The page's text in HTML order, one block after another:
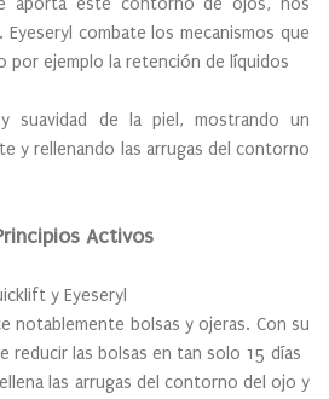
Eyeseryl combate los mecanismos que
por ejemplo la retención de líquidos
suavidad de la piel, mostrando un
y rellenando las arrugas del contorno
Activos
y Eyeseryl
notablemente bolsas y ojeras. Con su
reducir las bolsas en tan solo 15 días
las arrugas del contorno del ojo y